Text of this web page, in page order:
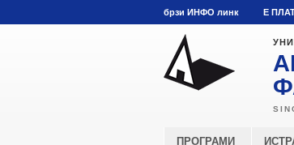
брзи ИНФО линк E
ПРОГРАМИ